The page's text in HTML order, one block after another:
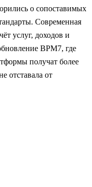
о сопоставимых
Современная
услуг, доходов и
BPM7, где
получат более
отставала от